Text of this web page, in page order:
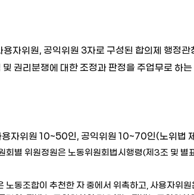
용자위원, 공익위원 3자로 구성된 합의제 행정관
및 권리분쟁에 대한 조정과 판정을 주업무로 하
용자위원 10~50인, 공익위원 10~70인(노위법
회별 위원정원은 노동위원회법시행령(제3조 및 별
노동조합이 추천한 자 중에서 위촉하고, 사용자위